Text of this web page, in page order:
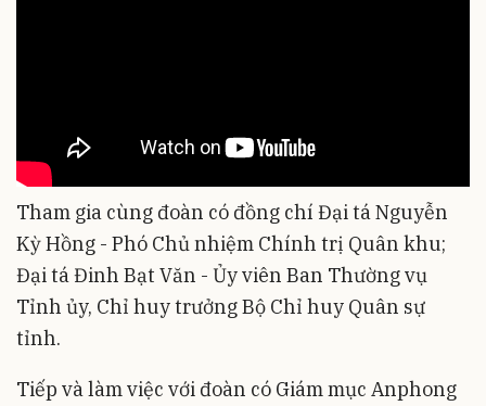
Tham gia cùng đoàn có đồng chí Đại tá Nguyễn
Kỳ Hồng - Phó Chủ nhiệm Chính trị Quân khu;
Đại tá Đinh Bạt Văn - Ủy viên Ban Thường vụ
Tỉnh ủy, Chỉ huy trưởng Bộ Chỉ huy Quân sự
tỉnh.
Tiếp và làm việc với đoàn có Giám mục Anphong